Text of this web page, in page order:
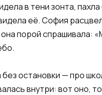
в тени зонта,
её. София
порой спрашивала:
остановки — про
внутри: вот оно,